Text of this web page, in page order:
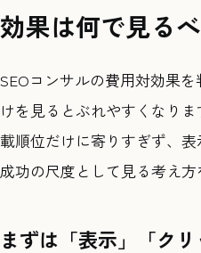
効果は何で見る
SEOコンサルの費用対効果
けを見るとぶれやすくなり
載順位だけに寄りすぎず、
成功の尺度として見る考え方
まずは「表示」「ク